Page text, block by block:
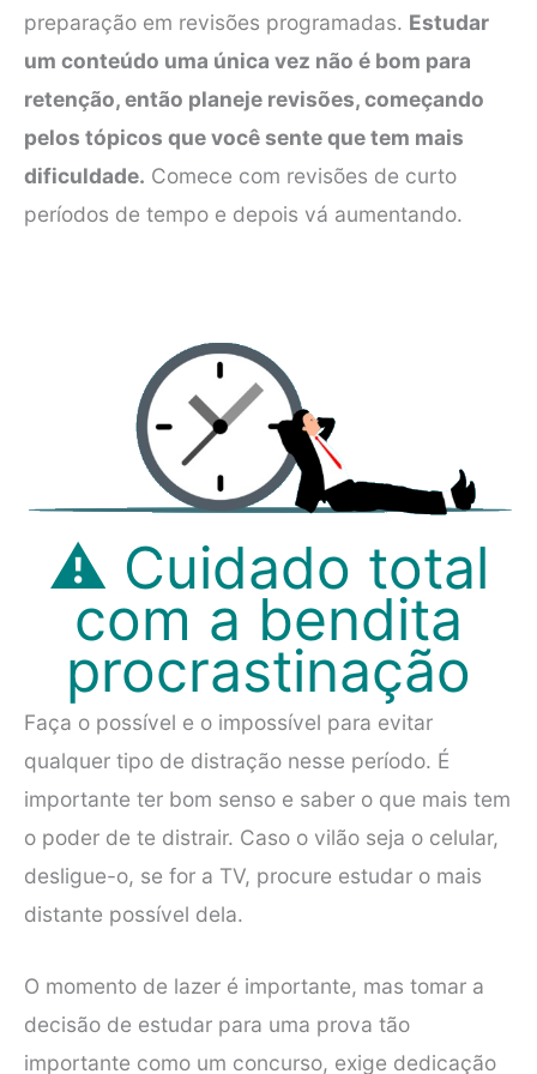
preparação em revisões programadas. Estudar
um conteúdo uma única vez não é bom para
retenção, então planeje revisões, começando
pelos tópicos que você sente que tem mais
dificuldade. Comece com revisões de curto
períodos de tempo e depois vá aumentando.
⚠ Cuidado total
com a bendita
procrastinação
Faça o possível e o impossível para evitar
qualquer tipo de distração nesse período. É
importante ter bom senso e saber o que mais tem
o poder de te distrair. Caso o vilão seja o celular,
desligue-o, se for a TV, procure estudar o mais
distante possível dela.
O momento de lazer é importante, mas tomar a
decisão de estudar para uma prova tão
importante como um concurso, exige dedicação